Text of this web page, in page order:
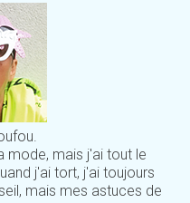
mode, mais j'ai tout le
j'ai tort, j'ai toujours
mais mes astuces de